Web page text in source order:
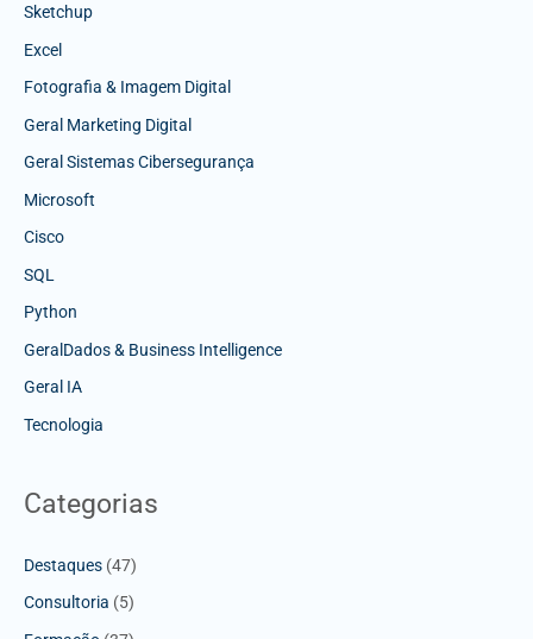
Sketchup
Excel
Fotografia & Imagem Digital
Geral Marketing Digital
Geral Sistemas Cibersegurança
Microsoft
Cisco
SQL
Python
GeralDados & Business Intelligence
Geral IA
Tecnologia
Categorias
Destaques (47)
Consultoria (5)